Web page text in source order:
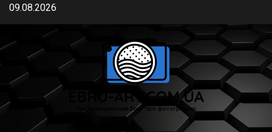
Перейти
содержимому
09.08.2026